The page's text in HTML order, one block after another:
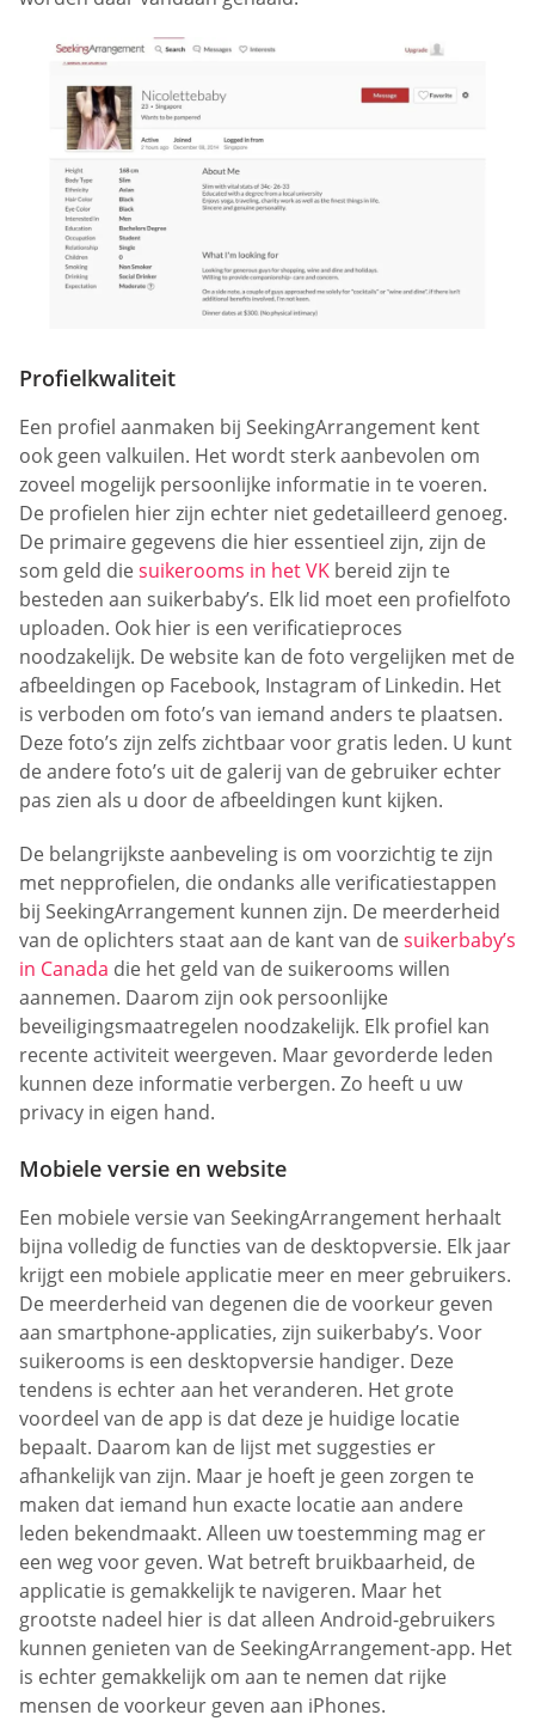
Profielkwaliteit
Een profiel aanmaken bij SeekingArrangement kent
ook geen valkuilen. Het wordt sterk aanbevolen om
zoveel mogelijk persoonlijke informatie in te voeren.
De profielen hier zijn echter niet gedetailleerd genoeg.
De primaire gegevens die hier essentieel zijn, zijn de
som geld diesuikerooms in het VK bereid zijn te
besteden aan suikerbaby’s. Elk lid moet een profielfoto
uploaden. Ook hier is een verificatieproces
noodzakelijk. De website kan de foto vergelijken met de
afbeeldingen op Facebook, Instagram of Linkedin. Het
is verboden om foto’s van iemand anders te plaatsen.
Deze foto’s zijn zelfs zichtbaar voor gratis leden. U kunt
de andere foto’s uit de galerij van de gebruiker echter
pas zien als u door de afbeeldingen kunt kijken.
De belangrijkste aanbeveling is om voorzichtig te zijn
met nepprofielen, die ondanks alle verificatiestappen
bij SeekingArrangement kunnen zijn. De meerderheid
van de oplichters staat aan de kant van desuikerbaby’s
in Canada die het geld van de suikerooms willen
aannemen. Daarom zijn ook persoonlijke
beveiligingsmaatregelen noodzakelijk. Elk profiel kan
recente activiteit weergeven. Maar gevorderde leden
kunnen deze informatie verbergen. Zo heeft u uw
privacy in eigen hand.
Mobiele versie en website
Een mobiele versie van SeekingArrangement herhaalt
bijna volledig de functies van de desktopversie. Elk jaar
krijgt een mobiele applicatie meer en meer gebruikers.
De meerderheid van degenen die de voorkeur geven
aan smartphone-applicaties, zijn suikerbaby’s. Voor
suikerooms is een desktopversie handiger. Deze
tendens is echter aan het veranderen. Het grote
voordeel van de app is dat deze je huidige locatie
bepaalt. Daarom kan de lijst met suggesties er
afhankelijk van zijn. Maar je hoeft je geen zorgen te
maken dat iemand hun exacte locatie aan andere
leden bekendmaakt. Alleen uw toestemming mag er
een weg voor geven. Wat betreft bruikbaarheid, de
applicatie is gemakkelijk te navigeren. Maar het
grootste nadeel hier is dat alleen Android-gebruikers
kunnen genieten van de SeekingArrangement-app. Het
is echter gemakkelijk om aan te nemen dat rijke
mensen de voorkeur geven aan iPhones.